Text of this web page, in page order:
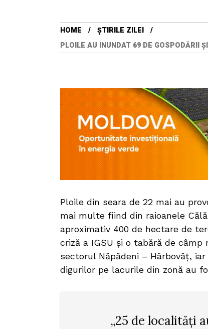
HOME
ȘTIRILE ZILEI
PLOILE AU INUNDAT 69 DE GOSPODĂRII
Ploile din seara de 22 mai au
mai multe fiind din raioanele
aproximativ 400 de hectare de
criză a IGSU și o tabără de
sectorul Năpădeni – Hârbovăț,
digurilor pe lacurile din zonă au
„25 de localități